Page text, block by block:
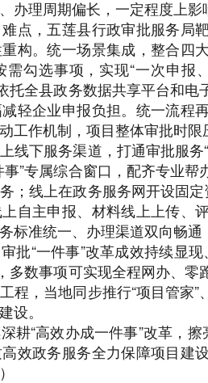
办理周期偏长，一定程度上影
，五莲县行政审批服务局
构。统一场景集成，整合四
勾选事项，实现“一次申报
托全县政务数据共享平台和
轻企业申报负担。统一流程
工作机制，项目整体审批时限
下服务渠道，打通审批服务
”专属综合窗口，配齐专业
；线上在政务服务网开设固
自主申报、材料线上上传、
标准统一、办理渠道双向畅通
“一件事”改革成效持续显
多数事项可实现全程网办、
程，当地同步推行“项目管家
设。
“高效办成一件事”改革，擦
效政务服务全力保障项目建
）